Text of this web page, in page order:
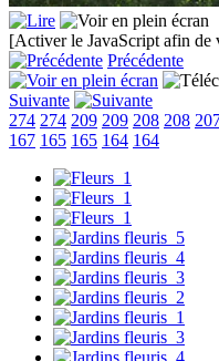
[Activer le JavaScript afin de
Précédente
Suivante
274 274 209 209 208 208
167 165 165 164 164